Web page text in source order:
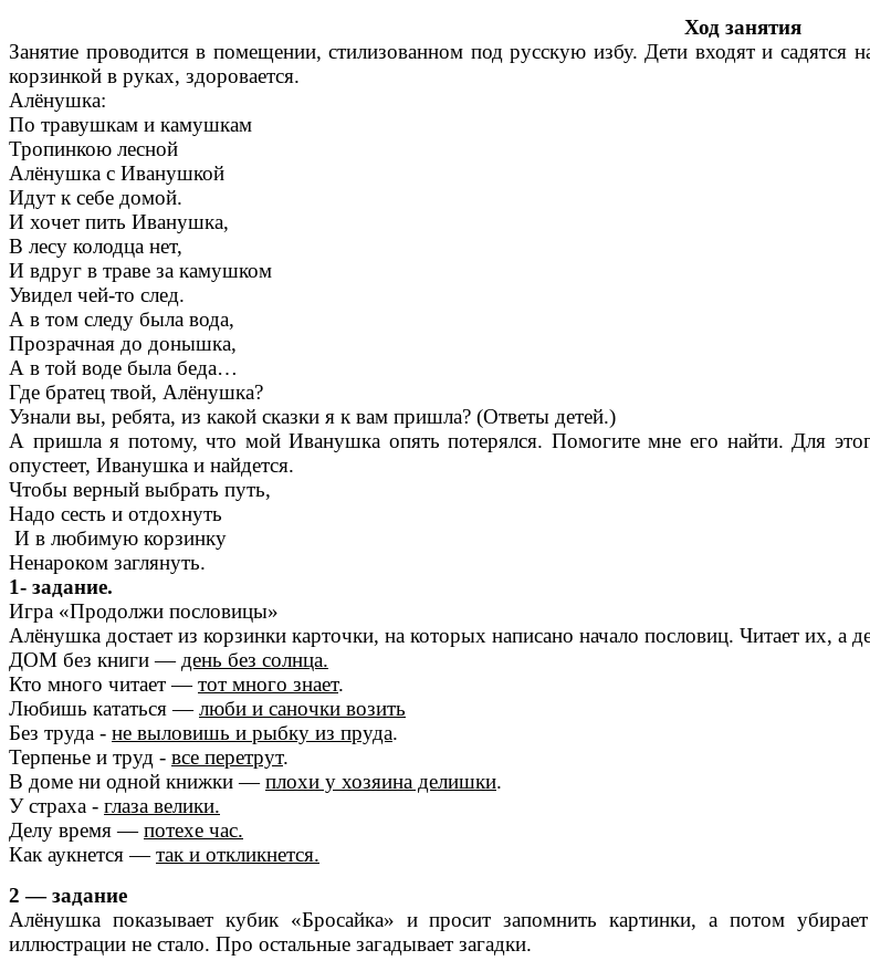
Ход занятия
Занятие проводится в помещении, стилизованном под русскую избу. Дети входят и садятся
корзинкой в руках, здоровается.
Алёнушка:
По травушкам и камушкам
Тропинкою лесной
Алёнушка с Иванушкой
Идут к себе домой.
И хочет пить Иванушка,
В лесу колодца нет,
И вдруг в траве за камушком
Увидел чей-то след.
А в том следу была вода,
Прозрачная до донышка,
А в той воде была беда…
Где братец твой, Алёнушка?
Узнали вы, ребята, из какой сказки я к вам пришла? (Ответы детей.)
А пришла я потому, что мой Иванушка опять потерялся. Помогите мне его найти. Для
опустеет, Иванушка и найдется.
Чтобы верный выбрать путь,
Надо сесть и отдохнуть
И в любимую корзинку
Ненароком заглянуть.
1- задание.
Игра «Продолжи пословицы»
Алёнушка достает из корзинки карточки, на которых написано начало пословиц. Читает их, а
ДОМ без книги —день без солнца.
Кто много читает —тот много знает.
Любишь кататься —люби и саночки возить
Без труда - не выловишь и рыбку из пруда.
Терпенье и труд - все перетрут.
В доме ни одной книжки —плохи у хозяина делишки.
У страха - глаза велики.
Делу время —потехе час.
Как аукнется —так и откликнется.
2 — задание
Алёнушка показывает кубик «Бросайка» и просит запомнить картинки, а потом
иллюстрации не стало. Про остальные загадывает загадки.